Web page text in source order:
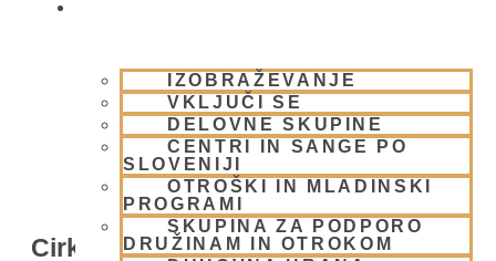
IZOBRAŽEVANJE
VKLJUČI SE
DELOVNE SKUPINE
CENTRI IN SANGE PO
SLOVENIJI
OTROŠKI IN MLADINSKI
PROGRAMI
SKUPINA ZA PODPORO
DRUŽINAM IN OTROKOM
Cirkuške živali